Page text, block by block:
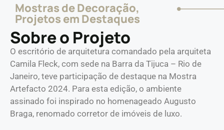
Mostras de Decoração,
Projetos em Destaques
Sobre o Projeto
O escritório de arquitetura comandado pela arquiteta
Camila Fleck, com sede na Barra da Tijuca – Rio de
Janeiro, teve participação de destaque na Mostra
Artefacto 2024. Para esta edição, o ambiente
assinado foi inspirado no homenageado Augusto
Braga, renomado corretor de imóveis de luxo.